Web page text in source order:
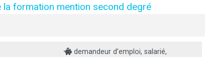
formation mention second degré
demandeur d’emploi, salarié,